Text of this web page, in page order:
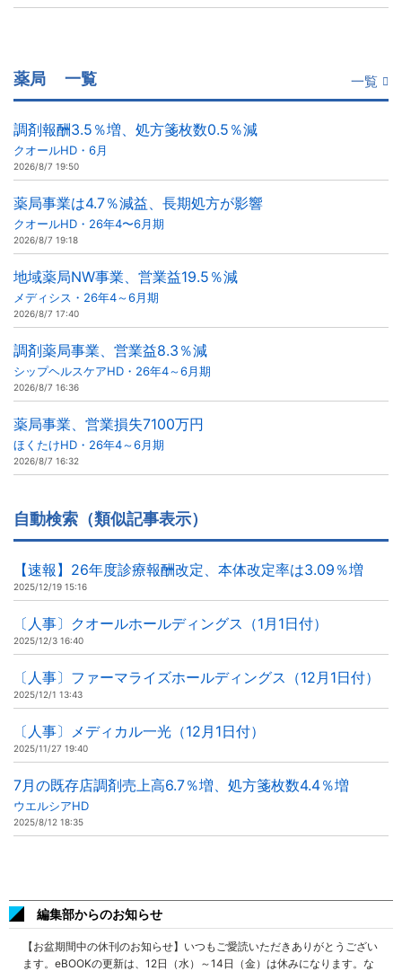
薬局 一覧 一覧
調剤報酬3.5％増、処方箋枚数0.5％減
クオールHD・6月
2026/8/7 19:50
薬局事業は4.7％減益、長期処方が影響
クオールHD・26年4〜6月期
2026/8/7 19:18
地域薬局NW事業、営業益19.5％減
メディシス・26年4～6月期
2026/8/7 17:40
調剤薬局事業、営業益8.3％減
シップヘルスケアHD・26年4～6月期
2026/8/7 16:36
薬局事業、営業損失7100万円
ほくたけHD・26年4～6月期
2026/8/7 16:32
自動検索（類似記事表示）
【速報】26年度診療報酬改定、本体改定率は3.09％増
2025/12/19 15:16
〔人事〕クオールホールディングス（1月1日付）
2025/12/3 16:40
〔人事〕ファーマライズホールディングス（12月1日付）
2025/12/1 13:43
〔人事〕メディカル一光（12月1日付）
2025/11/27 19:40
7月の既存店調剤売上高6.7％増、処方箋枚数4.4％増
ウエルシアHD
2025/8/12 18:35
編集部からのお知らせ
【お盆期間中の休刊のお知らせ】いつもご愛読いただきありがとうござい
ます。eBOOKの更新は、12日（水）～14日（金）は休みになります。な